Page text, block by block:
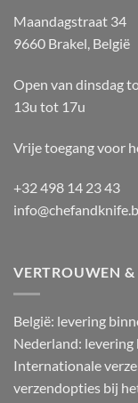
Maandagstraat 34
9660 Brakel, België
Open van dinsdag
13u tot 17u
Vrije toegang voor
+32 498 14 23 43
VERTROUWEN
België: levering
Nederland: levering
Internationale
verzendopties bij